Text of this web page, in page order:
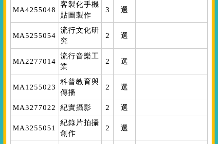
MA4255048
客製化手機
貼圖製作
3 選
MA5255054
流行文化研
究
2 選
MA2277014
流行音樂工
業
2 選
MA1255023
科普教育與
傳播
2 選
MA3277022 紀實攝影 2 選
MA3255051
紀錄片拍攝
創作
2 選